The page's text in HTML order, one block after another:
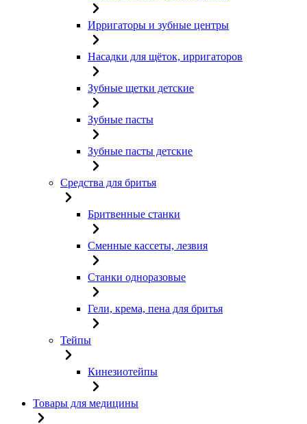
Ирригаторы и зубные центры
Насадки для щёток, ирригаторов
Зубные щетки детские
Зубные пасты
Зубные пасты детские
Средства для бритья
Бритвенные станки
Сменные кассеты, лезвия
Станки одноразовые
Гели, крема, пена для бритья
Тейпы
Кинезиотейпы
Товары для медицины